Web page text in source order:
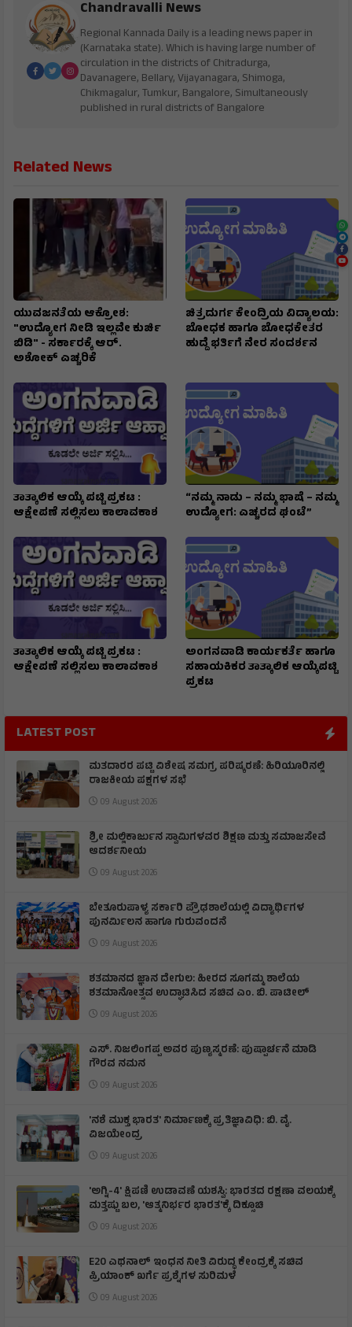
Chandravalli News
Regional Kannada Daily is a leading news paper in
(Karnataka state). Which is having large number of
circulation in the districts of Chitradurga,
Davanagere, Bellary, Vijayanagara, Shimoga,
Chikmagalur, Tumkur, Bangalore, Simultaneously
published in rural districts of Bangalore
Related News
ಯುವಜನತೆಯ ಆಕ್ರೋಶ:
"ಉದ್ಯೋಗ ನೀಡಿ ಇಲ್ಲವೇ ಕುರ್ಚಿ
ಬಿಡಿ" - ಸರ್ಕಾರಕ್ಕೆ ಆರ್.
ಅಶೋಕ್ ಎಚ್ಚರಿಕೆ
ಚಿತ್ರದುರ್ಗ ಕೇಂದ್ರಿಯ ವಿದ್ಯಾಲಯ:
ಬೋಧಕ ಹಾಗೂ ಬೋಧಕೇತರ
ಹುದ್ದೆ ಭರ್ತಿಗೆ ನೇರ ಸಂದರ್ಶನ
ತಾತ್ಕಾಲಿಕ ಆಯ್ಕೆ ಪಟ್ಟಿ ಪ್ರಕಟ :
ಆಕ್ಷೇಪಣೆ ಸಲ್ಲಿಸಲು ಕಾಲಾವಕಾಶ
“ನಮ್ಮ ನಾಡು – ನಮ್ಮ ಭಾಷೆ – ನಮ್ಮ
ಉದ್ಯೋಗ: ಎಚ್ಚರದ ಘಂಟೆ”
ತಾತ್ಕಾಲಿಕ ಆಯ್ಕೆ ಪಟ್ಟಿ ಪ್ರಕಟ :
ಆಕ್ಷೇಪಣೆ ಸಲ್ಲಿಸಲು ಕಾಲಾವಕಾಶ
ಅಂಗನವಾಡಿ ಕಾರ್ಯಕರ್ತೆ ಹಾಗೂ
ಸಹಾಯಕಿಕರ ತಾತ್ಕಾಲಿಕ ಆಯ್ಕೆಪಟ್ಟಿ
ಪ್ರಕಟ
LATEST POST
ಮತದಾರರ ಪಟ್ಟಿ ವಿಶೇಷ ಸಮಗ್ರ ಪರಿಷ್ಕರಣೆ: ಹಿರಿಯೂರಿನಲ್ಲಿ
ರಾಜಕೀಯ ಪಕ್ಷಗಳ ಸಭೆ
09 August 2026
ಶ್ರೀ ಮಲ್ಲಿಕಾರ್ಜುನ ಸ್ವಾಮಿಗಳವರ ಶಿಕ್ಷಣ ಮತ್ತು ಸಮಾಜಸೇವೆ
ಆದರ್ಶನೀಯ
09 August 2026
ಬೇತೂರುಪಾಳ್ಯ ಸರ್ಕಾರಿ ಪ್ರೌಢಶಾಲೆಯಲ್ಲಿ ವಿದ್ಯಾರ್ಥಿಗಳ
ಪುನರ್ಮಿಲನ ಹಾಗೂ ಗುರುವಂದನೆ
09 August 2026
ಶತಮಾನದ ಜ್ಞಾನ ದೇಗುಲ: ಹೀರದ ಸೂಗಮ್ಮ ಶಾಲೆಯ
ಶತಮಾನೋತ್ಸವ ಉದ್ಘಾಟಿಸಿದ ಸಚಿವ ಎಂ. ಬಿ. ಪಾಟೀಲ್
09 August 2026
ಎಸ್. ನಿಜಲಿಂಗಪ್ಪ ಅವರ ಪುಣ್ಯಸ್ಮರಣೆ: ಪುಷ್ಪಾರ್ಚನೆ ಮಾಡಿ
ಗೌರವ ನಮನ​
09 August 2026
'ನಶೆ ಮುಕ್ತ ಭಾರತ' ನಿರ್ಮಾಣಕ್ಕೆ ಪ್ರತಿಜ್ಞಾವಿಧಿ: ಬಿ. ವೈ.
ವಿಜಯೇಂದ್ರ
09 August 2026
'ಅಗ್ನಿ-4' ಕ್ಷಿಪಣಿ ಉಡಾವಣೆ ಯಶಸ್ವಿ: ಭಾರತದ ರಕ್ಷಣಾ ವಲಯಕ್ಕೆ
ಮತ್ತಷ್ಟು ಬಲ, 'ಆತ್ಮನಿರ್ಭರ ಭಾರತ'ಕ್ಕೆ ದಿಕ್ಸೂಚಿ
09 August 2026
E20 ಎಥನಾಲ್ ಇಂಧನ ನೀತಿ ವಿರುದ್ಧ ಕೇಂದ್ರಕ್ಕೆ ಸಚಿವ
ಪ್ರಿಯಾಂಕ್ ಖರ್ಗೆ ಪ್ರಶ್ನೆಗಳ ಸುರಿಮಳೆ
09 August 2026